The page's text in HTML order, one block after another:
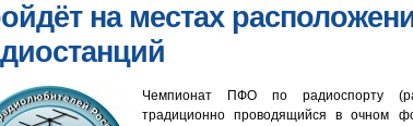
на местах
Чемпионат ПФО по радиоспорту
традиционно проводящийся в очном